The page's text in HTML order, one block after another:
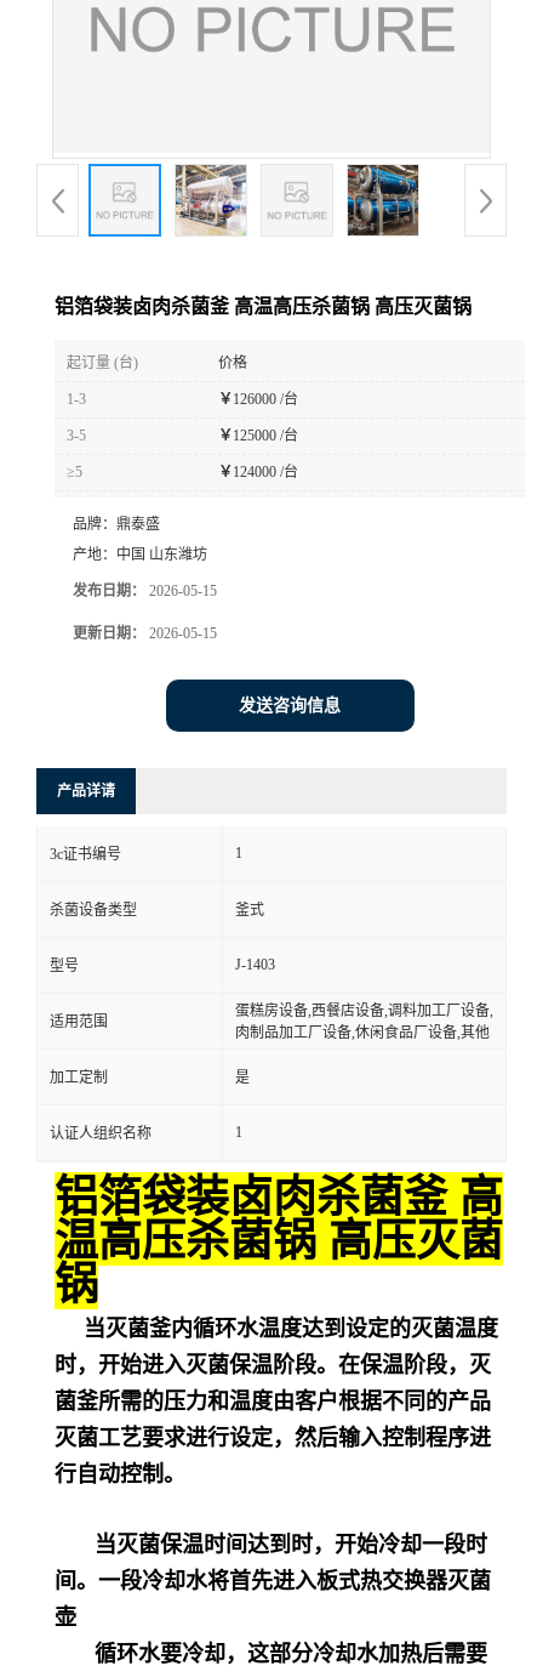
铝箔袋装卤肉杀菌釜 高温高压杀菌锅 高压灭菌锅
起订量 (台) 价格
1-3 ￥ 126000 /台
3-5 ￥ 125000 /台
≥5 ￥ 124000 /台
品牌： 鼎泰盛
产地： 中国 山东潍坊
发布日期： 2026-05-15
更新日期： 2026-05-15
发送咨询信息
产品详请
3c证书编号 1
杀菌设备类型 釜式
型号 J-1403
适用范围
蛋糕房设备,西餐店设备,调料加工厂设备,
肉制品加工厂设备,休闲食品厂设备,其他
加工定制 是
认证人组织名称 1
铝箔袋装卤肉杀菌釜 高
温高压杀菌锅 高压灭菌
锅
当灭菌釜内循环水温度达到设定的灭菌温度
时，开始进入灭菌保温阶段。在保温阶段，灭
菌釜所需的压力和温度由客户根据不同的产品
灭菌工艺要求进行设定，然后输入控制程序进
行自动控制。
当灭菌保温时间达到时，开始冷却一段时
间。一段冷却水将首先进入板式热交换器灭菌
壶
循环水要冷却，这部分冷却水加热后需要